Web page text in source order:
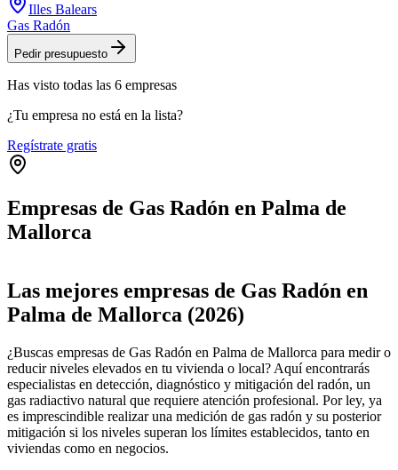
Illes Balears
Gas Radón
Pedir presupuesto
Has visto todas las 6 empresas
¿Tu empresa no está en la lista?
Regístrate gratis
Empresas de Gas Radón en Palma de
Mallorca
+
−
Las mejores empresas de Gas Radón en
Palma de Mallorca (2026)
¿Buscas empresas de Gas Radón en Palma de Mallorca para medir o
reducir niveles elevados en tu vivienda o local? Aquí encontrarás
especialistas en detección, diagnóstico y mitigación del radón, un
gas radiactivo natural que requiere atención profesional. Por ley, ya
es imprescindible realizar una medición de gas radón y su posterior
mitigación si los niveles superan los límites establecidos, tanto en
viviendas como en negocios.